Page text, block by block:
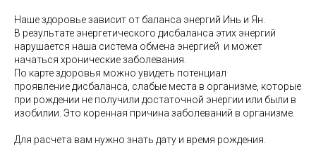
Наше здоровье зависит от баланса энергий Инь и Ян.
В результате энергетического дисбаланса этих энергий
нарушается наша система обмена энергией и может
начаться хронические заболевания.
По карте здоровья можно увидеть потенциал
проявление дисбаланса, слабые места в организме, которые
при рождении не получили достаточной энергии или были в
изобилии. Это коренная причина заболеваний в организме.
Для расчета вам нужно знать дату и время рождения.